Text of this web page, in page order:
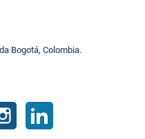
Bogotá, Colombia.
Instagram